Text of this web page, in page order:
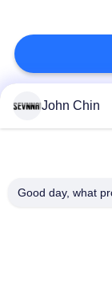
कपड़े
John Chin
Good day, what